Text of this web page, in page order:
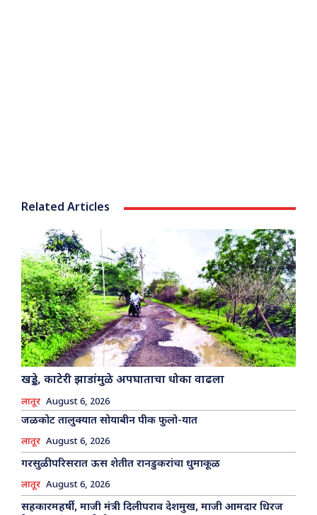
Related Articles
खड्डे, काटेरी झाडांमुळे अपघाताचा धोका वाढला
लातूर August 6, 2026
जळकोट तालुक्यात सोयाबीन पीक फुलो-यात
लातूर August 6, 2026
गरसुळी परिसरात ऊस शेतीत रानडुकरांचा धुमाकूळ
लातूर August 6, 2026
सहकारमहर्षी, माजी मंत्री दिलीपराव देशमुख, माजी आमदार धिरज